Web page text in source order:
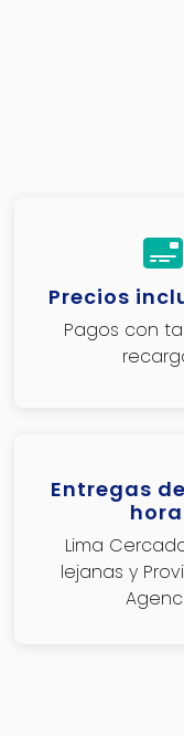
Precios
Pagos con
Entregas
Lima
lejanas y